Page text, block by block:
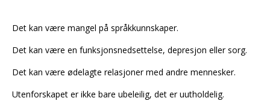
Det kan være mangel på språkkunnskaper.
Det kan være en funksjonsnedsettelse, depresjon eller sorg.
Det kan være ødelagte relasjoner med andre mennesker.
Utenforskapet er ikke bare ubeleilig, det er uutholdelig.